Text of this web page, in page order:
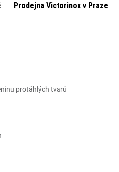
Prodejna Victorinox v Praze
protáhlých tvarů